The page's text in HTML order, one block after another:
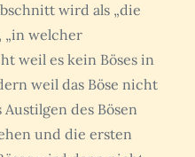
wird als „die
„in welcher
weil es kein Böses in
weil das Böse nicht
des Bösen
und die ersten